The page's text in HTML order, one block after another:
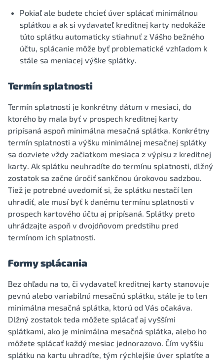
Pokiaľ ale budete chcieť úver splácať minimálnou
splátkou a ak si vydavateľ kreditnej karty nedokáže
túto splátku automaticky stiahnuť z Vášho bežného
účtu, splácanie môže byť problematické vzhľadom k
stále sa meniacej výške splátky.
Termín splatnosti
Termín splatnosti je konkrétny dátum v mesiaci, do
ktorého by mala byť v prospech kreditnej karty
pripísaná aspoň minimálna mesačná splátka. Konkrétny
termín splatnosti a výšku minimálnej mesačnej splátky
sa dozviete vždy začiatkom mesiaca z výpisu z kreditnej
karty. Ak splátku neuhradíte do termínu splatnosti, dlžný
zostatok sa začne úročiť sankčnou úrokovou sadzbou.
Tiež je potrebné uvedomiť si, že splátku nestačí len
uhradiť, ale musí byť k danému termínu splatnosti v
prospech kartového účtu aj pripísaná. Splátky preto
uhrádzajte aspoň v dvojdňovom predstihu pred
termínom ich splatnosti.
Formy splácania
Bez ohľadu na to, či vydavateľ kreditnej karty stanovuje
pevnú alebo variabilnú mesačnú splátku, stále je to len
minimálna mesačná splátka, ktorú od Vás očakáva.
Dlžný zostatok teda môžete splácať aj vyššími
splátkami, ako je minimálna mesačná splátka, alebo ho
môžete splácať každý mesiac jednorazovo. Čím vyššiu
splátku na kartu uhradíte, tým rýchlejšie úver splatíte a